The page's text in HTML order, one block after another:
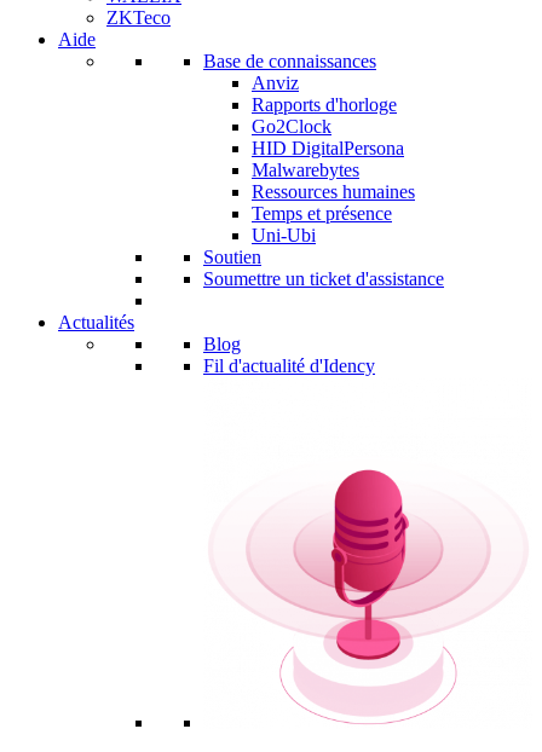
ZKTeco
Aide
Base de connaissances
Anviz
Rapports d'horloge
Go2Clock
HID DigitalPersona
Malwarebytes
Ressources humaines
Temps et présence
Uni-Ubi
Soutien
Soumettre un ticket d'assistance
Actualités
Blog
Fil d'actualité d'Idency